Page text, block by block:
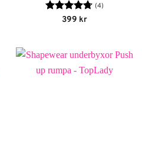
Betygsatt
(4)
399 kr